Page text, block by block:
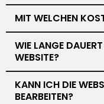
MIT WELCHEN
WIE LANGE
WEBSITE?
KANN ICH DIE
BEARBEITEN?